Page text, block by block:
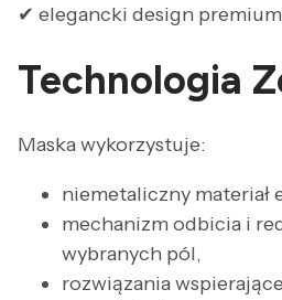
✔ elegancki design premium
Technologia
Maska wykorzystuje:
niemetaliczny materiał
mechanizm odbicia i
wybranych pól,
rozwiązania